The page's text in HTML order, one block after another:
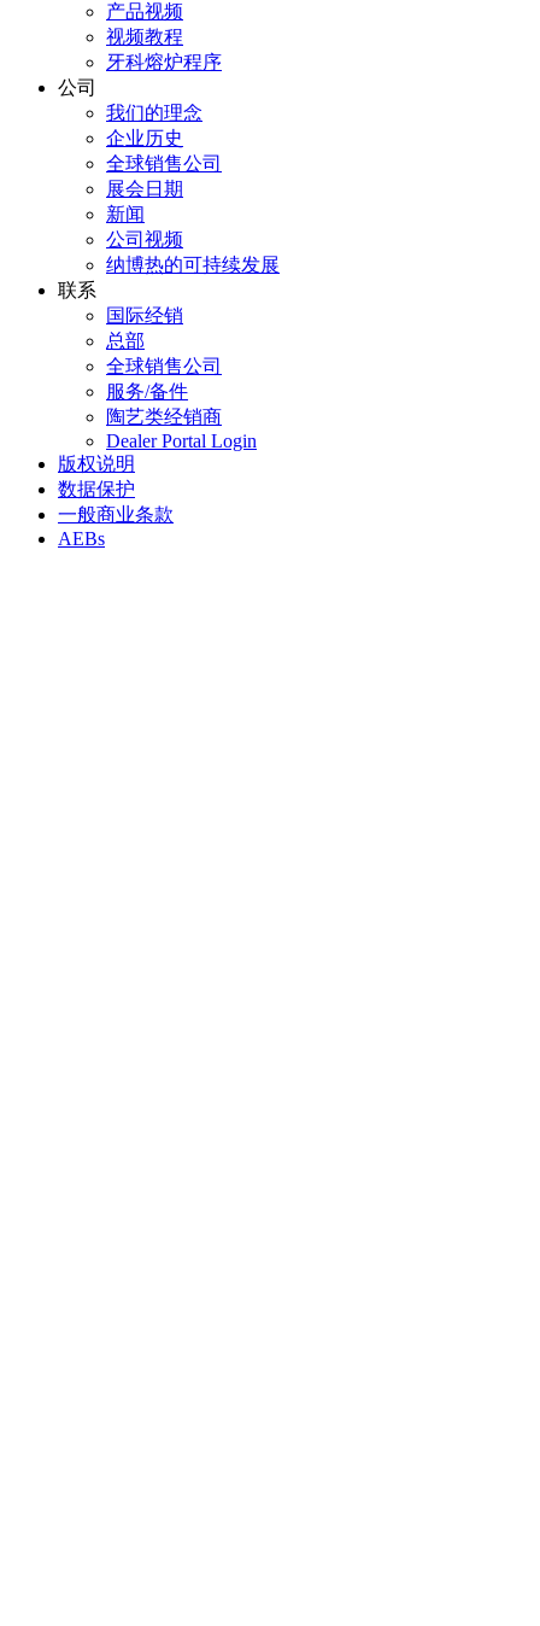
产品视频
视频教程
牙科熔炉程序
公司
我们的理念
企业历史
全球销售公司
展会日期
新闻
公司视频
纳博热的可持续发展
联系
国际经销
总部
全球销售公司
服务/备件
陶艺类经销商
Dealer Portal Login
版权说明
数据保护
一般商业条款
AEBs